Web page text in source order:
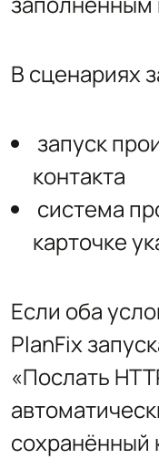
В сценариях
запуск
контакта
система
карточке
Если оба
PlanFix
«Послать
сохранённый